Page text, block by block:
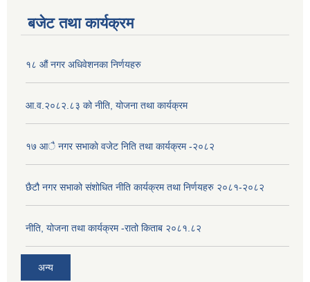
बजेट तथा कार्यक्रम
१८ औं नगर अधिवेशनका निर्णयहरु
आ.व.२०८२.८३ को नीति, योजना तथा कार्यक्रम
१७ आै नगर सभाकाे वजेट निति तथा कार्यक्रम -२०८२
छैटौ नगर सभाको संशोधित नीति कार्यक्रम तथा निर्णयहरु २०८१-२०८२
नीति, योजना तथा कार्यक्रम -रातो किताब २०८१.८२
अन्य